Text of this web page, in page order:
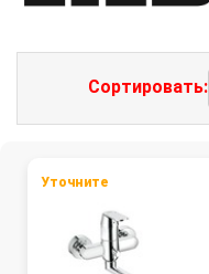
Сортировать:
Уточните